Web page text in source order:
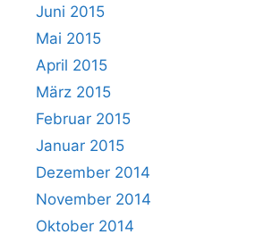
Juni 2015
Mai 2015
April 2015
März 2015
Februar 2015
Januar 2015
Dezember 2014
November 2014
Oktober 2014